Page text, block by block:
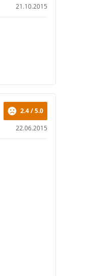
21.10.2015
22.06.2015
2.4 / 5.0